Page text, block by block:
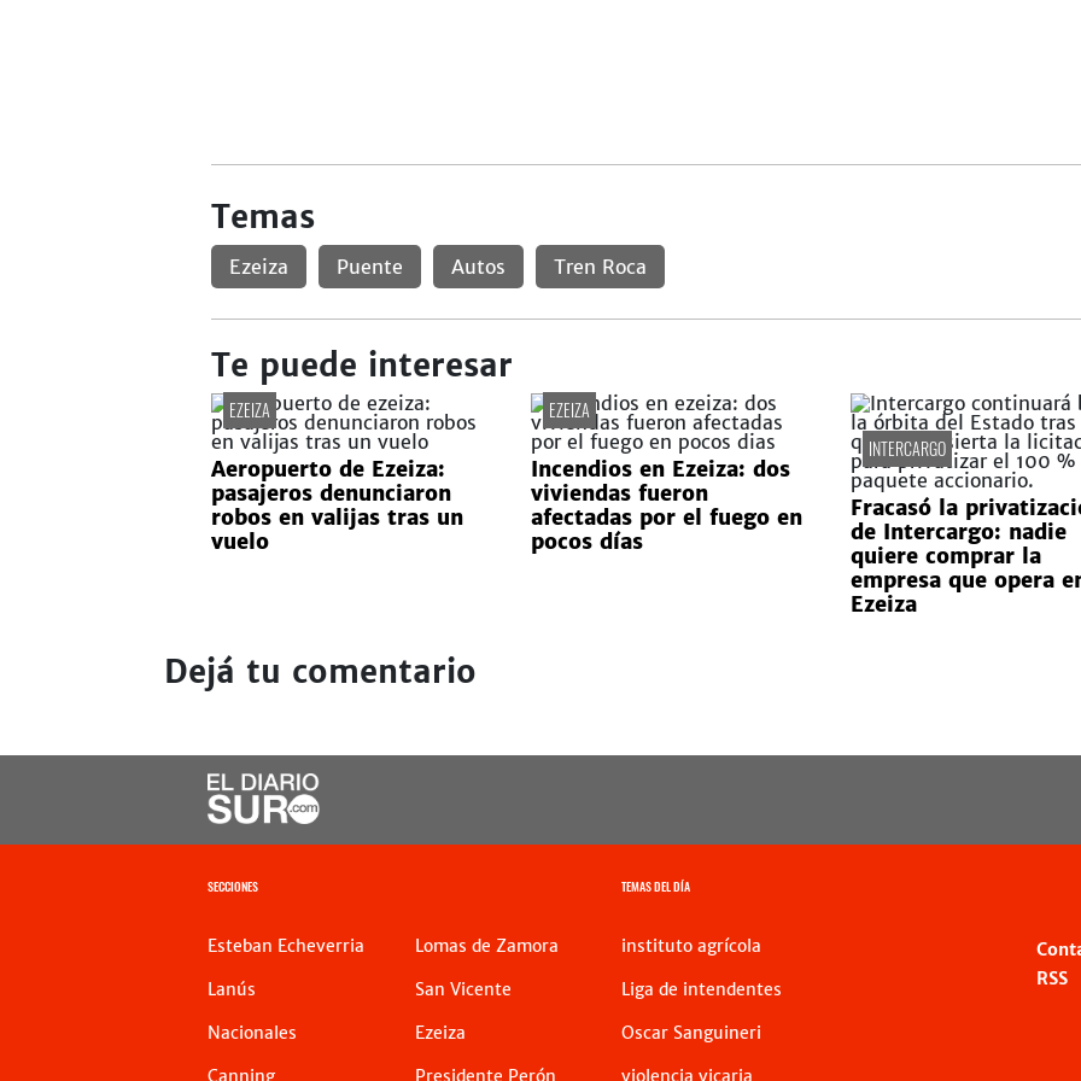
Temas
Ezeiza Puente Autos Tren Roca
Te puede interesar
EZEIZA
Aeropuerto de Ezeiza:
pasajeros denunciaron
robos en valijas tras un
vuelo
EZEIZA
Incendios en Ezeiza: dos
viviendas fueron
afectadas por el fuego en
pocos días
INTERCARGO
Fracasó la
de Intercargo: nadie
quiere comprar la
empresa que opera
Ezeiza
Dejá tu comentario
SECCIONES
Esteban Echeverria
Lanús
Nacionales
Canning
Lomas de Zamora
San Vicente
Ezeiza
Presidente Perón
TEMAS DEL DÍA
instituto agrícola
Liga de intendentes
Oscar Sanguineri
violencia vicaria
RSS